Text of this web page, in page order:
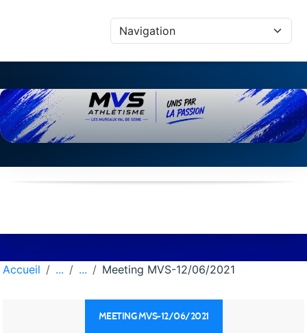
Accueil Meeting MVS-12/06/2021
MEETING MVS-12/06/2021